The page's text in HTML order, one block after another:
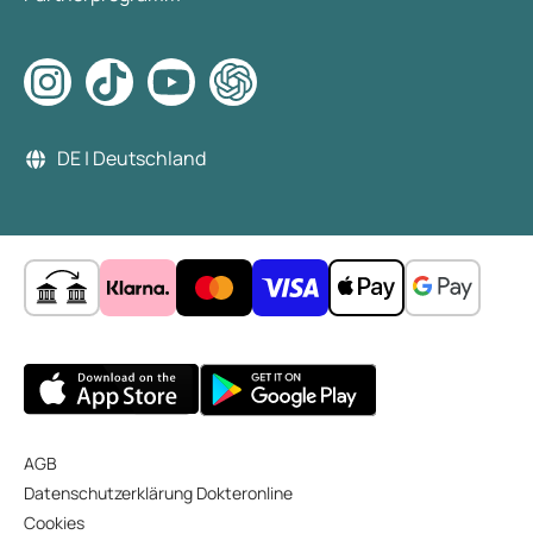
DE | Deutschland
AGB
Datenschutzerklärung Dokteronline
Cookies